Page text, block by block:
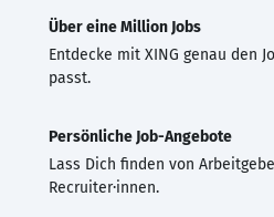
Über eine Million Jobs
Entdecke mit XING genau den
passt.
Persönliche Job-Angebote
Lass Dich finden von
Recruiter·innen.